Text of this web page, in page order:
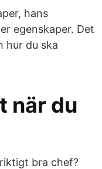
hans
egenskaper. Det
hur du ska
när du
bra chef?